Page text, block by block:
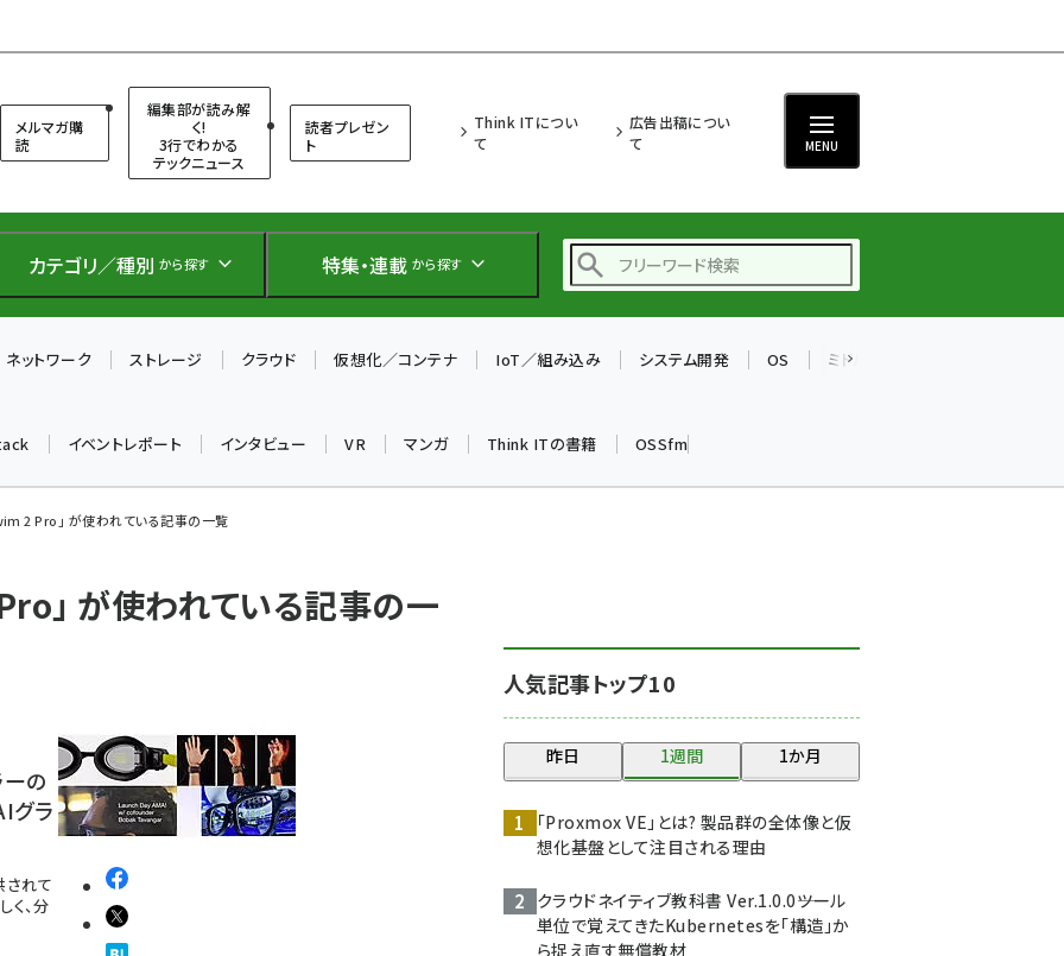
メルマガ購
読
編集部が読み解
く!
3行でわかる
テックニュース
読者プレゼン
ト
Think ITについ
て
広告出稿につい
て
MENU
カテゴリ／種別 から探す 特集・連載 から探す
仲間と築いた勝利の絆～
drupal (1956)
genai (1484)
abc123 (1360)
ネットワーク ストレージ クラウド 仮想化／コンテナ IoT／組み込み システム開発 OS ミドルウェア
イベントレポート インタビュー VR マンガ Think ITの書籍 OSSfm
2 Pro」 が使われている記事の一覧
」 が使われている記事の一
の
グラ
されて
く、分
人気記事トップ10
昨日 1週間 1か月
「Proxmox VE」とは? 製品群の全体像と仮
想化基盤として注目される理由
クラウドネイティブ教科書 Ver.1.0.0――ツール
単位で覚えてきたKubernetesを「構造」か
ら捉え直す無償教材